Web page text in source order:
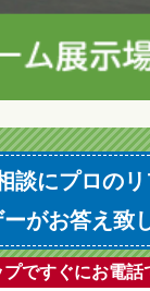
談にプロの
がお答え致
プですぐにお電話